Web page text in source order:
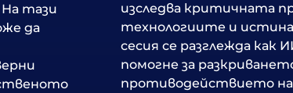
тази
да
изследва критичната
технологиите и
сесия се разглежда как
помогне за
противодействието на